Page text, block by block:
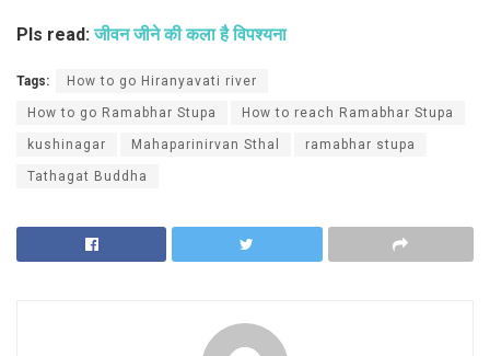
Pls read:जीवन जीने की कला है विपश्यना
Tags: How to go Hiranyavati river
How to go Ramabhar Stupa How to reach Ramabhar Stupa
kushinagar Mahaparinirvan Sthal ramabhar stupa
Tathagat Buddha